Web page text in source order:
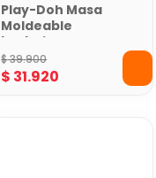
Play-Doh Masa
Moldeable
burbujeante
sensorial
$39.900
$ 31.920